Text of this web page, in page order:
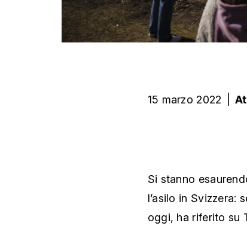
15 marzo 2022
Si stanno
l’asilo in Svizzera:
oggi, ha riferito su